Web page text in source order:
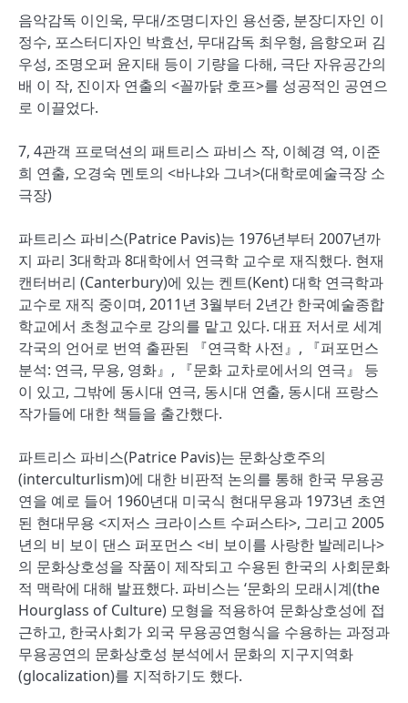
음악감독 이인욱, 무대/조명디자인 용선중, 분장디자인 이
정수, 포스터디자인 박효선, 무대감독 최우형, 음향오퍼 김
우성, 조명오퍼 윤지태 등이 기량을 다해, 극단 자유공간의
배 이 작, 진이자 연출의 <꼴까닭 호프>를 성공적인 공연으
로 이끌었다.
7, 4관객 프로덕션의 패트리스 파비스 작, 이혜경 역, 이준
희 연출, 오경숙 멘토의 <바냐와 그녀>(대학로예술극장 소
극장)
파트리스 파비스(Patrice Pavis)는 1976년부터 2007년까
지 파리 3대학과 8대학에서 연극학 교수로 재직했다. 현재
캔터버리 (Canterbury)에 있는 켄트(Kent) 대학 연극학과
교수로 재직 중이며, 2011년 3월부터 2년간 한국예술종합
학교에서 초청교수로 강의를 맡고 있다. 대표 저서로 세계
각국의 언어로 번역 출판된 『연극학 사전』, 『퍼포먼스
분석: 연극, 무용, 영화』, 『문화 교차로에서의 연극』 등
이 있고, 그밖에 동시대 연극, 동시대 연출, 동시대 프랑스
작가들에 대한 책들을 출간했다.
파트리스 파비스(Patrice Pavis)는 문화상호주의
(interculturlism)에 대한 비판적 논의를 통해 한국 무용공
연을 예로 들어 1960년대 미국식 현대무용과 1973년 초연
된 현대무용 <지저스 크라이스트 수퍼스타>, 그리고 2005
년의 비 보이 댄스 퍼포먼스 <비 보이를 사랑한 발레리나>
의 문화상호성을 작품이 제작되고 수용된 한국의 사회문화
적 맥락에 대해 발표했다. 파비스는 ‘문화의 모래시계(the
Hourglass of Culture) 모형을 적용하여 문화상호성에 접
근하고, 한국사회가 외국 무용공연형식을 수용하는 과정과
무용공연의 문화상호성 분석에서 문화의 지구지역화
(glocalization)를 지적하기도 했다.